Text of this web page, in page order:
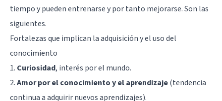
tiempo y pueden entrenarse y por tanto mejorarse. Son las
siguientes.
Fortalezas que implican la adquisición y el uso del
conocimiento
1. Curiosidad, interés por el mundo.
2.Amor por el conocimiento y el aprendizaje(tendencia
continua a adquirir nuevos aprendizajes).